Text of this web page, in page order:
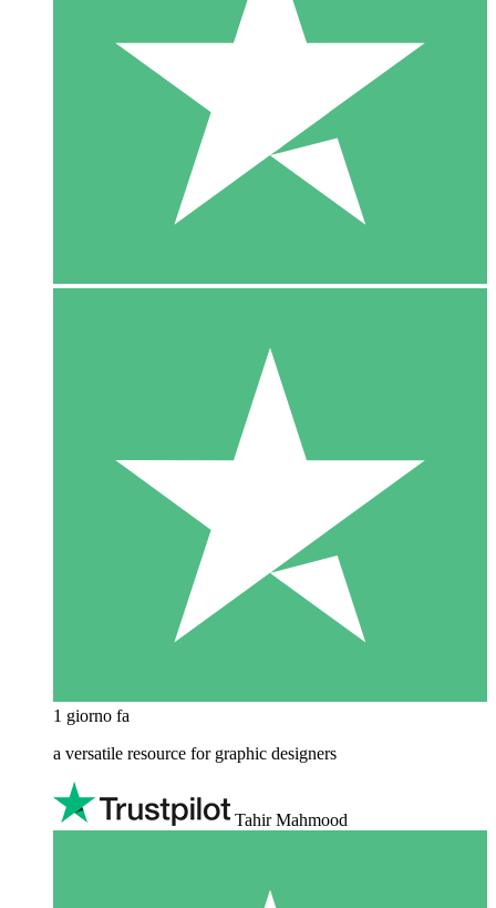
1 giorno fa
a versatile resource for graphic designers
Tahir Mahmood